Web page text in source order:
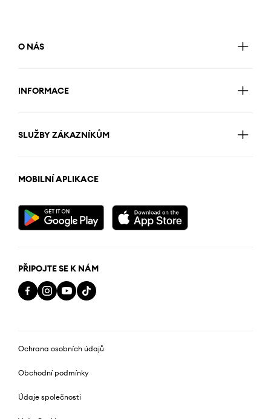
O NÁS
INFORMACE
SLUŽBY ZÁKAZNÍKŮM
MOBILNÍ APLIKACE
PŘIPOJTE SE K NÁM
Ochrana osobních údajů
Obchodní podmínky
Údaje společnosti